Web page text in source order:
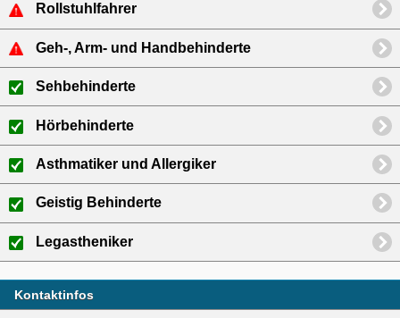
Rollstuhlfahrer
Geh-, Arm- und Handbehinderte
Sehbehinderte
Hörbehinderte
Asthmatiker und Allergiker
Geistig Behinderte
Legastheniker
Kontaktinfos